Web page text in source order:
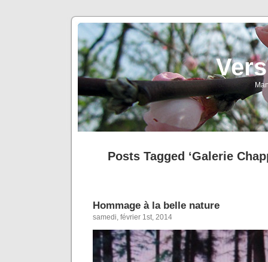
Posts Tagged ‘Galerie
Hommage à la belle nature
samedi, février 1st, 2014